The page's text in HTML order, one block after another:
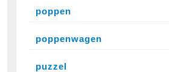
poppen
poppenwagen
puzzel